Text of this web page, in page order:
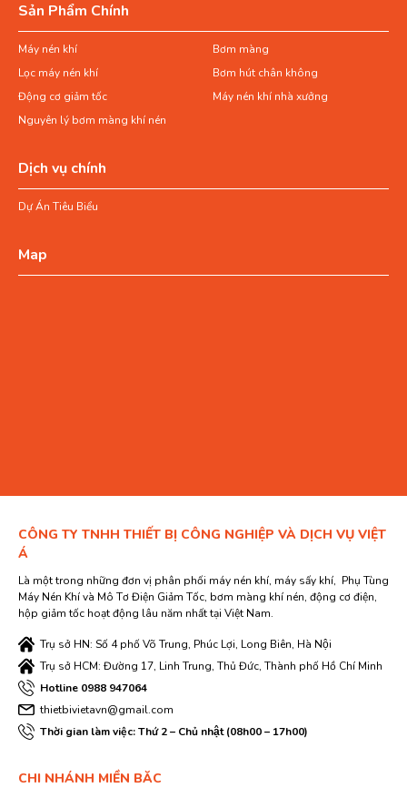
Sản Phẩm Chính
Máy nén khí
Bơm màng
Lọc máy nén khí
Bơm hút chân không
Động cơ giảm tốc
Máy nén khí nhà xưởng
Nguyên lý bơm màng khí nén
Dịch vụ chính
Dự Án Tiêu Biểu
Map
CÔNG TY TNHH THIẾT BỊ CÔNG NGHIỆP VÀ DỊCH VỤ VIỆT
Á
Là một trong những đơn vị phân phối máy nén khí, máy sấy khí, Phụ Tùng
Máy Nén Khí và Mô Tơ Điện Giảm Tốc, bơm màng khí nén, động cơ điện,
hộp giảm tốc hoạt động lâu năm nhất tại Việt Nam.
Trụ sở HN: Số 4 phố Võ Trung, Phúc Lợi, Long Biên, Hà Nội
Trụ sở HCM: Đường 17, Linh Trung, Thủ Đức, Thành phố Hồ Chí Minh
Hotline 0988 947064
thietbivietavn@gmail.com
Thời gian làm việc: Thứ 2 – Chủ nhật (08h00 – 17h00)
CHI NHÁNH MIỀN BĂC